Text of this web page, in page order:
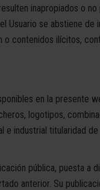
inapropiados o
se abstiene de
contenidos ilícitos,
en la presente
logotipos,
industrial titularidad de
pública, puesta a
anterior. Su